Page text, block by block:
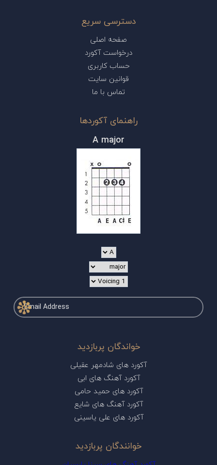
دسترسی سریع
صفحه اصلی
درخواست آکورد
حساب کاربری
قوانین سایت
تماس با ما
راهنمای آکوردها
A major
خواندگان پربازدید
آکورد های شادمهر عقیلی
آکورد آهنگ های ابی
آکورد های حمید حامی
آکورد آهنگ های شایع
آکورد های علی یاسینی
خوانندگان پربازدید